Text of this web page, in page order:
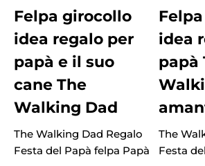
Felpa girocollo
idea regalo per
papà e il suo
cane The
Walking Dad
The Walking Dad Regalo
Festa del Papà felpa Papà
idea
papà
The
Festa